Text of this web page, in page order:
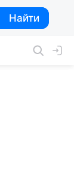
Найти
Найти